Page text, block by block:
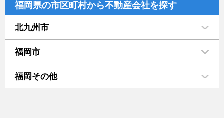
福岡県の市区町村から不動産会社を探す
北九州市
福岡市
福岡その他